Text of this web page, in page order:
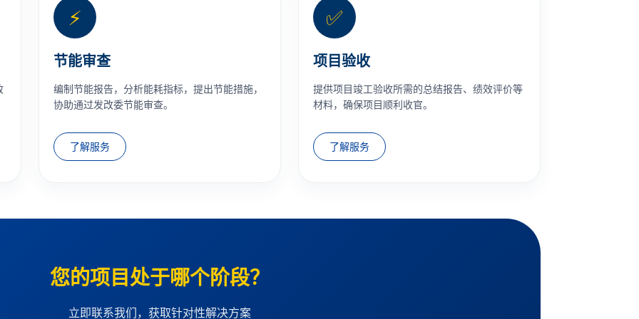
⚡
节能审查
编制节能报告，分析能耗指标，提出节能措施，
协助通过发改委节能审查。
了解服务
✅
项目验收
提供项目竣工验收所需的总结报告、绩效评价等
材料，确保项目顺利收官。
了解服务
您的项目处于哪个阶段？
立即联系我们，获取针对性解决方案